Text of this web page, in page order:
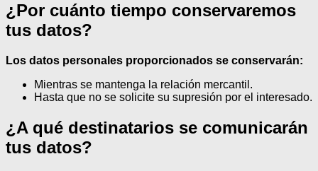
¿Por cuánto tiempo conservaremos
tus datos?
Los datos personales proporcionados se conservarán:
Mientras se mantenga la relación mercantil.
Hasta que no se solicite su supresión por el interesado.
¿A qué destinatarios se comunicarán
tus datos?